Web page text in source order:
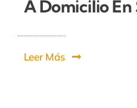
A Domicilio
Leer Más